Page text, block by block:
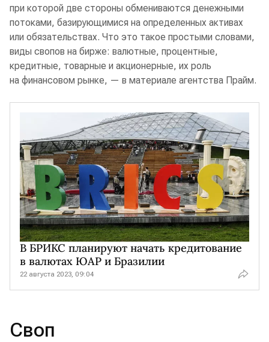
при которой две стороны обмениваются денежными
потоками, базирующимися на определенных активах
или обязательствах. Что это такое простыми словами,
виды свопов на бирже: валютные, процентные,
кредитные, товарные и акционерные, их роль
на финансовом рынке, — в материале агентства Прайм.
В БРИКС планируют начать кредитование
в валютах ЮАР и Бразилии
22 августа 2023, 09:04
Своп